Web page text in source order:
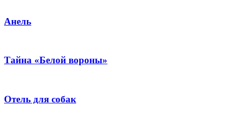
Анель
Тайна «Белой вороны»
Отель для собак